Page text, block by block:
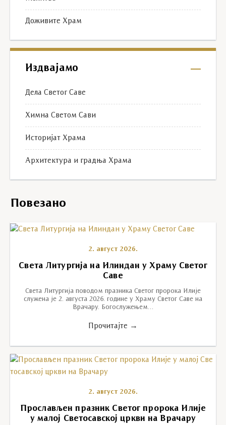
Доживите Храм
Издвајамо
Дела Светог Саве
Химна Светом Сави
Историјат Храма
Архитектура и градња Храма
Повезано
2. август 2026.
Света Литургија на Илиндан у Храму Светог
Саве
Света Литургија поводом празника Светог пророка Илије
служена је 2. августа 2026. године у Храму Светог Саве на
Врачару. Богослужењем…
Прочитајте →
2. август 2026.
Прослављен празник Светог пророка Илије
у малој Светосавској цркви на Врачару